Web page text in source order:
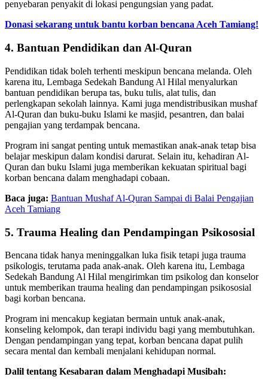
penyebaran penyakit di lokasi pengungsian yang padat.
Donasi sekarang untuk bantu korban bencana Aceh Tamiang!
4. Bantuan Pendidikan dan Al-Quran
Pendidikan tidak boleh terhenti meskipun bencana melanda. Oleh
karena itu, Lembaga Sedekah Bandung Al Hilal menyalurkan
bantuan pendidikan berupa tas, buku tulis, alat tulis, dan
perlengkapan sekolah lainnya. Kami juga mendistribusikan mushaf
Al-Quran dan buku-buku Islami ke masjid, pesantren, dan balai
pengajian yang terdampak bencana.
Program ini sangat penting untuk memastikan anak-anak tetap bisa
belajar meskipun dalam kondisi darurat. Selain itu, kehadiran Al-
Quran dan buku Islami juga memberikan kekuatan spiritual bagi
korban bencana dalam menghadapi cobaan.
Baca juga: Bantuan Mushaf Al-Quran Sampai di Balai Pengajian
Aceh Tamiang
5. Trauma Healing dan Pendampingan Psikososial
Bencana tidak hanya meninggalkan luka fisik tetapi juga trauma
psikologis, terutama pada anak-anak. Oleh karena itu, Lembaga
Sedekah Bandung Al Hilal mengirimkan tim psikolog dan konselor
untuk memberikan trauma healing dan pendampingan psikososial
bagi korban bencana.
Program ini mencakup kegiatan bermain untuk anak-anak,
konseling kelompok, dan terapi individu bagi yang membutuhkan.
Dengan pendampingan yang tepat, korban bencana dapat pulih
secara mental dan kembali menjalani kehidupan normal.
Dalil tentang Kesabaran dalam Menghadapi Musibah: